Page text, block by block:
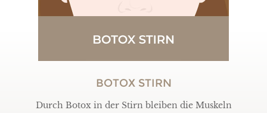
BOTOX STIRN
Durch Botox in der Stirn bleiben die Muskeln